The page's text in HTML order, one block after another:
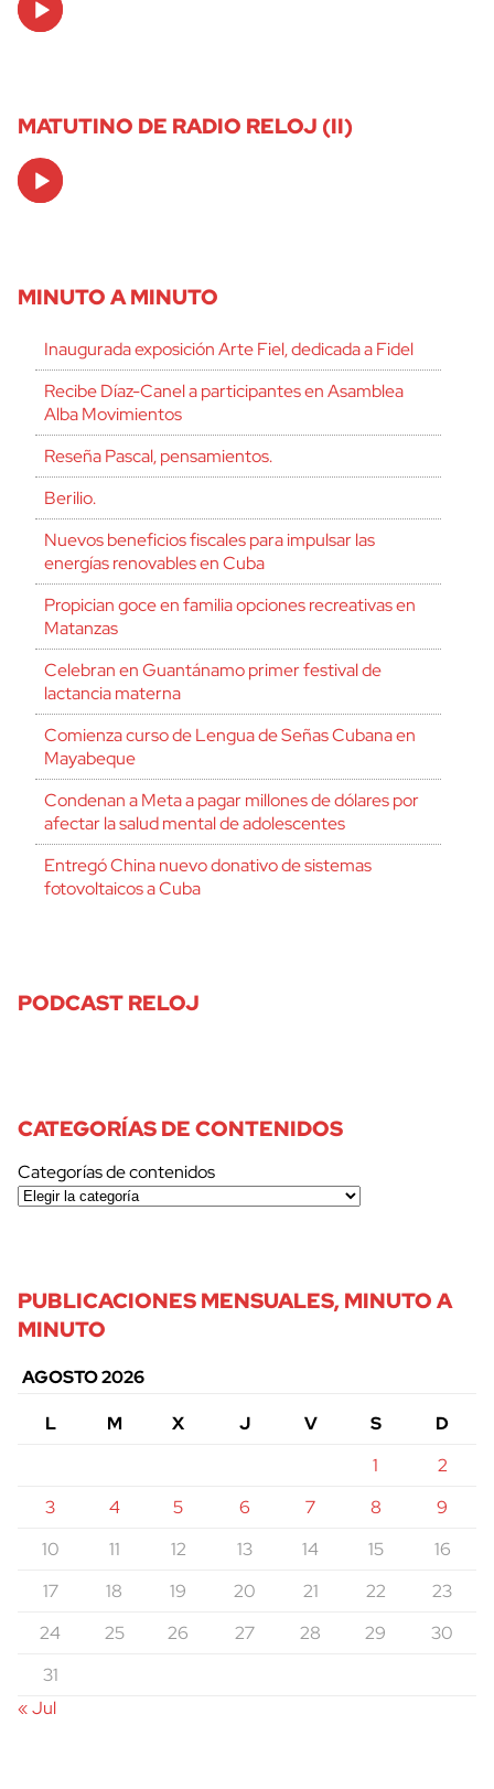
Player
MATUTINO DE RADIO RELOJ (II)
Audio
Player
MINUTO A MINUTO
Inaugurada exposición Arte Fiel, dedicada a Fidel
Recibe Díaz-Canel a participantes en Asamblea
Alba Movimientos
Reseña Pascal, pensamientos.
Berilio.
Nuevos beneficios fiscales para impulsar las
energías renovables en Cuba
Propician goce en familia opciones recreativas en
Matanzas
Celebran en Guantánamo primer festival de
lactancia materna
Comienza curso de Lengua de Señas Cubana en
Mayabeque
Condenan a Meta a pagar millones de dólares por
afectar la salud mental de adolescentes
Entregó China nuevo donativo de sistemas
fotovoltaicos a Cuba
PODCAST RELOJ
CATEGORÍAS DE CONTENIDOS
Categorías de contenidos
PUBLICACIONES MENSUALES, MINUTO A
MINUTO
AGOSTO 2026
L
M X J V S
D
1
2
3
4 5 6 7 8
9
10
11 12 13 14 15
16
17
18 19 20 21 22
23
24
25 26 27 28 29
30
31
« Jul